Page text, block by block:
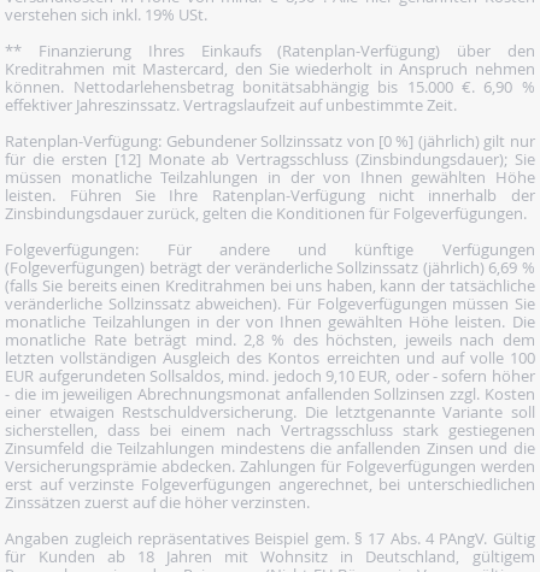
verstehen sich inkl. 19% USt.
** Finanzierung Ihres Einkaufs (Ratenplan-Verfügung) über den
Kreditrahmen mit Mastercard, den Sie wiederholt in Anspruch nehmen
können. Nettodarlehensbetrag bonitätsabhängig bis 15.000 €. 6,90 %
effektiver Jahreszinssatz. Vertragslaufzeit auf unbestimmte Zeit.
Ratenplan-Verfügung: Gebundener Sollzinssatz von [0 %] (jährlich) gilt nur
für die ersten [12] Monate ab Vertragsschluss (Zinsbindungsdauer); Sie
müssen monatliche Teilzahlungen in der von Ihnen gewählten Höhe
leisten. Führen Sie Ihre Ratenplan-Verfügung nicht innerhalb der
Zinsbindungsdauer zurück, gelten die Konditionen für Folgeverfügungen.
Folgeverfügungen: Für andere und künftige Verfügungen
(Folgeverfügungen) beträgt der veränderliche Sollzinssatz (jährlich) 6,69 %
(falls Sie bereits einen Kreditrahmen bei uns haben, kann der tatsächliche
veränderliche Sollzinssatz abweichen). Für Folgeverfügungen müssen Sie
monatliche Teilzahlungen in der von Ihnen gewählten Höhe leisten. Die
monatliche Rate beträgt mind. 2,8 % des höchsten, jeweils nach dem
letzten vollständigen Ausgleich des Kontos erreichten und auf volle 100
EUR aufgerundeten Sollsaldos, mind. jedoch 9,10 EUR, oder - sofern höher
- die im jeweiligen Abrechnungsmonat anfallenden Sollzinsen zzgl. Kosten
einer etwaigen Restschuldversicherung. Die letztgenannte Variante soll
sicherstellen, dass bei einem nach Vertragsschluss stark gestiegenen
Zinsumfeld die Teilzahlungen mindestens die anfallenden Zinsen und die
Versicherungsprämie abdecken. Zahlungen für Folgeverfügungen werden
erst auf verzinste Folgeverfügungen angerechnet, bei unterschiedlichen
Zinssätzen zuerst auf die höher verzinsten.
Angaben zugleich repräsentatives Beispiel gem. § 17 Abs. 4 PAngV. Gültig
für Kunden ab 18 Jahren mit Wohnsitz in Deutschland, gültigem